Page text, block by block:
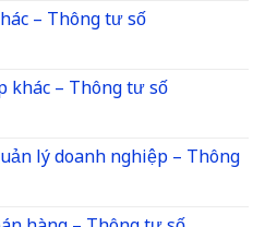
– Thông tư số
khác – Thông tư số
lý doanh nghiệp – Thông